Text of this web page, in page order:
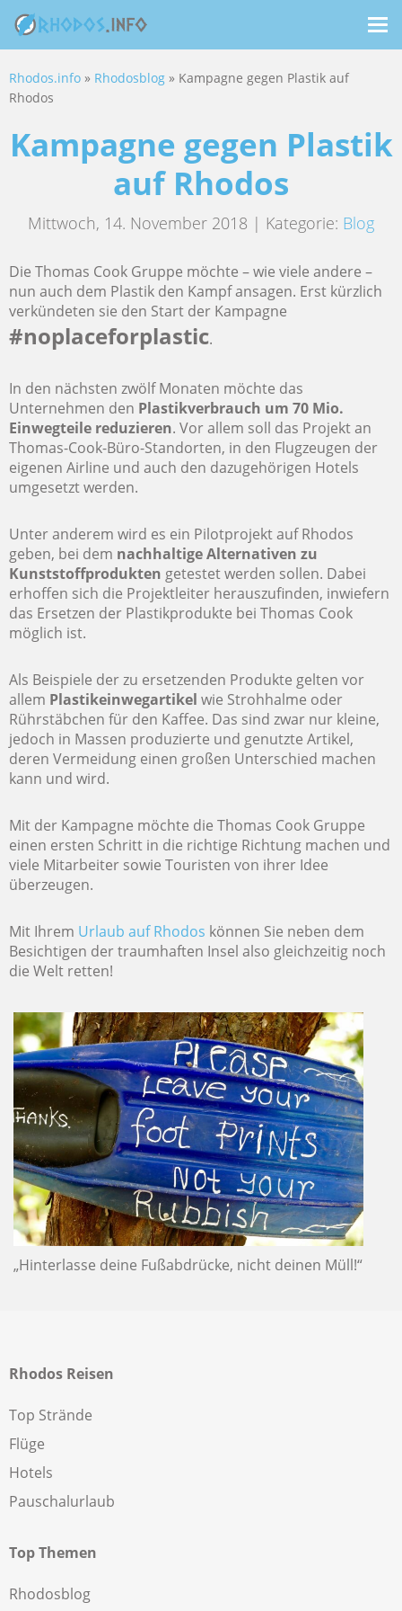
Rhodos.info » Rhodosblog » Kampagne gegen Plastik auf
Rhodos
Kampagne gegen Plastik
auf Rhodos
Mittwoch, 14. November 2018 | Kategorie: Blog
Die Thomas Cook Gruppe möchte – wie viele andere –
nun auch dem Plastik den Kampf ansagen. Erst kürzlich
verkündeten sie den Start der Kampagne
#noplaceforplastic.
In den nächsten zwölf Monaten möchte das
Unternehmen den Plastikverbrauch um 70 Mio.
Einwegteile reduzieren. Vor allem soll das Projekt an
Thomas-Cook-Büro-Standorten, in den Flugzeugen der
eigenen Airline und auch den dazugehörigen Hotels
umgesetzt werden.
Unter anderem wird es ein Pilotprojekt auf Rhodos
geben, bei dem nachhaltige Alternativen zu
Kunststoffprodukten getestet werden sollen. Dabei
erhoffen sich die Projektleiter herauszufinden, inwiefern
das Ersetzen der Plastikprodukte bei Thomas Cook
möglich ist.
Als Beispiele der zu ersetzenden Produkte gelten vor
allem Plastikeinwegartikel wie Strohhalme oder
Rührstäbchen für den Kaffee. Das sind zwar nur kleine,
jedoch in Massen produzierte und genutzte Artikel,
deren Vermeidung einen großen Unterschied machen
kann und wird.
Mit der Kampagne möchte die Thomas Cook Gruppe
einen ersten Schritt in die richtige Richtung machen und
viele Mitarbeiter sowie Touristen von ihrer Idee
überzeugen.
Mit Ihrem Urlaub auf Rhodos können Sie neben dem
Besichtigen der traumhaften Insel also gleichzeitig noch
die Welt retten!
„Hinterlasse deine Fußabdrücke, nicht deinen Müll!“
Rhodos Reisen
Top Strände
Flüge
Hotels
Pauschalurlaub
Top Themen
Rhodosblog